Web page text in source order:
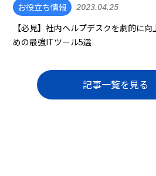
お役立ち情報 2023.04.25
【必見】社内ヘルプデスクを劇的に
めの最強ITツール5選
記事一覧を見る